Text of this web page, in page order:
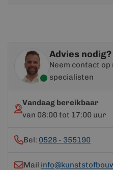
Advies nodig?
Neem contact op
specialisten
Vandaag bereikbaar
van 08:00 tot 17:00 uur
Bel: 0528 - 355190
Mail